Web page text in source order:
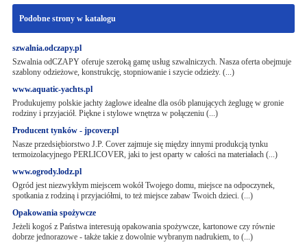
Podobne strony w katalogu
szwalnia.odczapy.pl
Szwalnia odCZAPY oferuje szeroką gamę usług szwalniczych. Nasza oferta obejmuje
szablony odzieżowe, konstrukcję, stopniowanie i szycie odzieży. (...)
www.aquatic-yachts.pl
Produkujemy polskie jachty żaglowe idealne dla osób planujących żeglugę w gronie
rodziny i przyjaciół. Piękne i stylowe wnętrza w połączeniu (...)
Producent tynków - jpcover.pl
Nasze przedsiębiorstwo J.P. Cover zajmuje się między innymi produkcją tynku
termoizolacyjnego PERLICOVER, jaki to jest oparty w całości na materiałach (...)
www.ogrody.lodz.pl
Ogród jest niezwykłym miejscem wokół Twojego domu, miejsce na odpoczynek,
spotkania z rodziną i przyjaciółmi, to też miejsce zabaw Twoich dzieci. (...)
Opakowania spożywcze
Jeżeli kogoś z Państwa interesują opakowania spożywcze, kartonowe czy równie
dobrze jednorazowe - także takie z dowolnie wybranym nadrukiem, to (...)